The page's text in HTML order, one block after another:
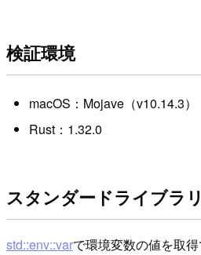
検証環境
macOS：Mojave（v10.14.3）
Rust：1.32.0
スタンダードライブラ
std::env::varで環境変数の値を取